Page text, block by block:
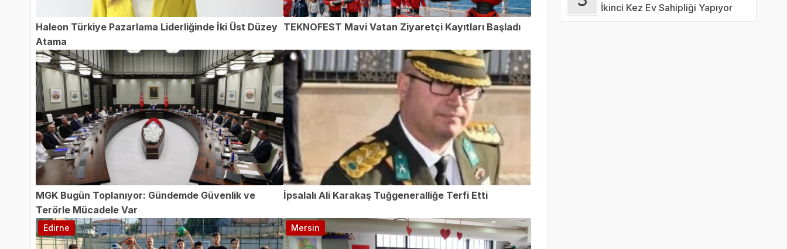
Haleon Türkiye Pazarlama Liderliğinde İki Üst Düzey
Atama
TEKNOFEST Mavi Vatan Ziyaretçi Kayıtları Başladı
MGK Bugün Toplanıyor: Gündemde Güvenlik ve
Terörle Mücadele Var
İpsalalı Ali Karakaş Tuğgeneralliğe Terfi Etti
Edirne Mersin
İkinci Kez Ev Sahipliği Yapıyor